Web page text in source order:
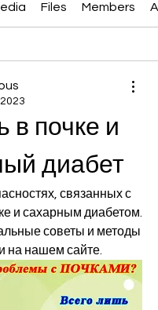
Files Members
в почке и
диабет
связанных с
и сахарным диабетом.
советы и методы
на нашем сайте.